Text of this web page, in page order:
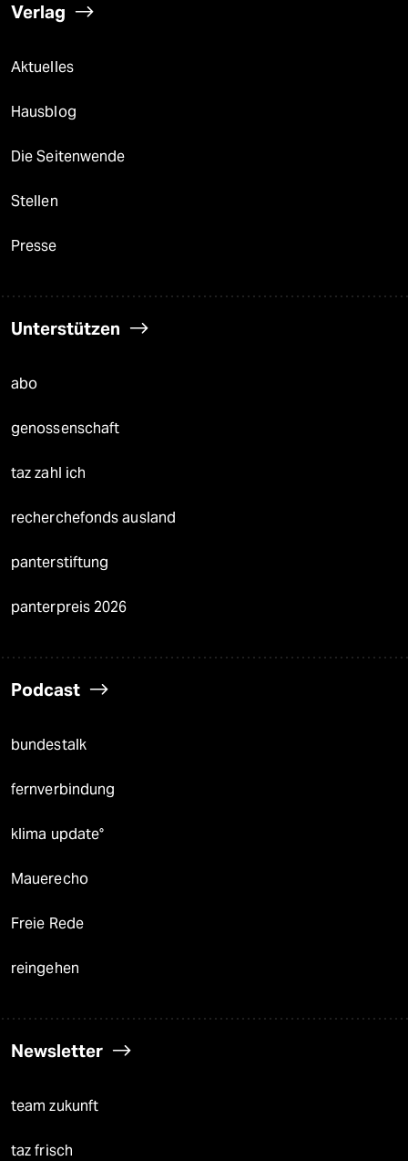
Verlag
Aktuelles
Hausblog
Die Seitenwende
Stellen
Presse
Unterstützen
abo
genossenschaft
taz zahl ich
recherchefonds ausland
panterstiftung
panterpreis 2026
Podcast
bundestalk
fernverbindung
klima update°
Mauerecho
Freie Rede
reingehen
Newsletter
team zukunft
taz frisch